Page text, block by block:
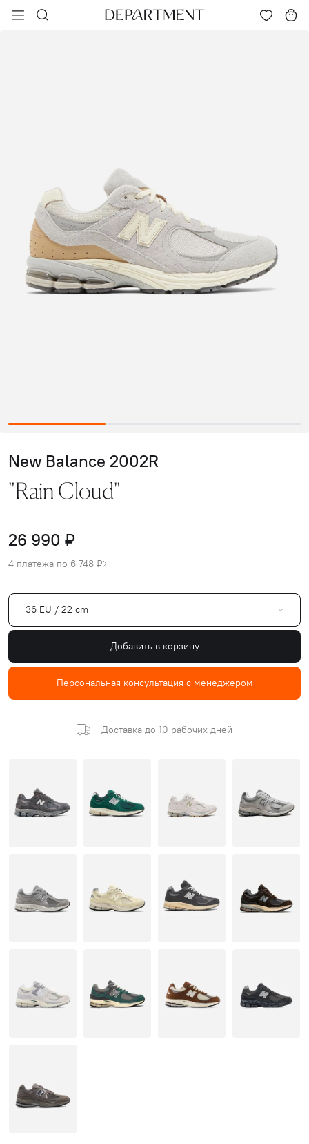
New Balance 2002R
"Rain Cloud"
26 990 ₽
4 платежа по 6 748 ₽
36 EU / 22 cm
Добавить в корзину
Персональная консультация с менеджером
Доставка до 10 рабочих дней